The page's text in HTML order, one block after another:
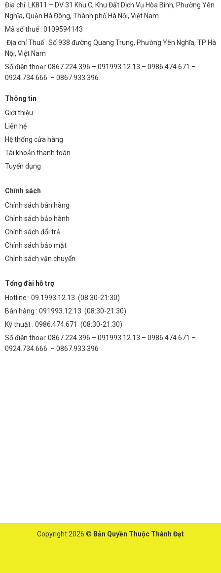
Địa chỉ: LK811 – DV 31 Khu C, Khu Đất Dịch Vụ Hòa Bình, Phường Yên
Nghĩa, Quận Hà Đông, Thành phố Hà Nội, Việt Nam
Mã số thuế : 0109594143
Địa chỉ Thuế : Số 938 đường Quang Trung, Phường Yên Nghĩa, TP Hà
Nội, Việt Nam
Số điện thoại: 0867.224.396 – 091993.12.13 – 0986.474.671 –
0924.734.666 – 0867.933.396
Thông tin
Giới thiệu
Liên hệ
Hệ thống cửa hàng
Tài khoản thanh toán
Tuyển dụng
Chính sách
Chính sách bán hàng
Chính sách bảo hành
Chính sách đổi trả
Chính sách bảo mật
Chính sách vận chuyển
Tổng đài hỗ trợ
Hotline : 09.1993.12.13 (08:30-21:30)
Bán hàng : 091993.12.13 (08:30-21:30)
Kỹ thuật : 0986.474.671 (08:30-21:30)
Số điện thoại: 0867.224.396 – 091993.12.13 – 0986.474.671 –
0924.734.666 – 0867.933.396
Copyright 2026 © Bản Quyền Thuộc Thành Đạt